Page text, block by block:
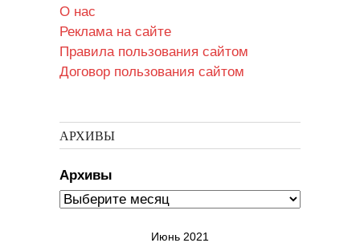
О нас
Реклама на сайте
Правила пользования сайтом
Договор пользования сайтом
АРХИВЫ
Архивы
Июнь 2021